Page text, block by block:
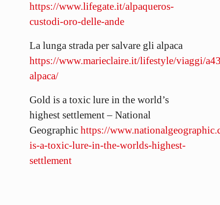
https://www.lifegate.it/alpaqueros-
custodi-oro-delle-ande
La lunga strada per salvare gli alpaca
https://www.marieclaire.it/lifestyle/viaggi/
alpaca/
Gold is a toxic lure in the world’s
highest settlement – National
Geographic https://
is-a-toxic-lure-in-the-worlds-highest-
settlement